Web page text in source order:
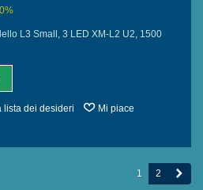
L3 Small, 3 LED XM-L2 U2, 1500
lista dei desideri
Mi piace
1 2